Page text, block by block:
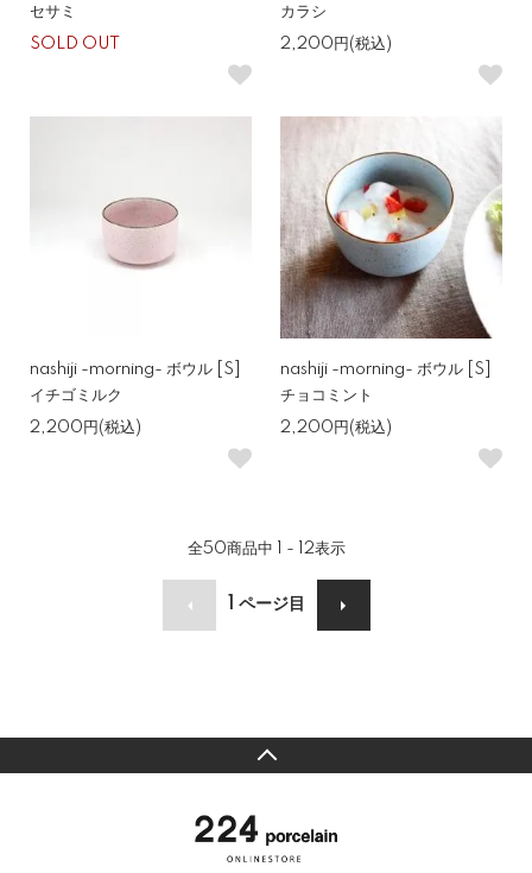
セサミ
SOLD OUT
カラシ
2,200円(税込)
nashiji -morning- ボウル [S]
イチゴミルク
2,200円(税込)
nashiji -morning- ボウル [S]
チョコミント
2,200円(税込)
全50商品中 1 - 12表示
ページ目